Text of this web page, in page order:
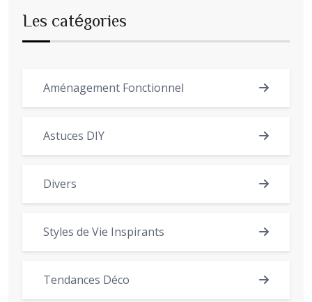
Les catégories
Aménagement Fonctionnel
Astuces DIY
Divers
Styles de Vie Inspirants
Tendances Déco